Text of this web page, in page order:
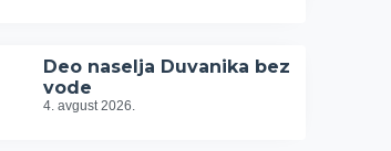
Deo naselja Duvanika bez
vode
4. avgust 2026.